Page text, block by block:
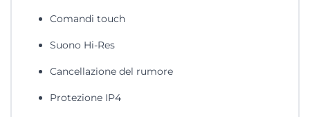
Comandi touch
Suono Hi-Res
Cancellazione del rumore
Protezione IP4